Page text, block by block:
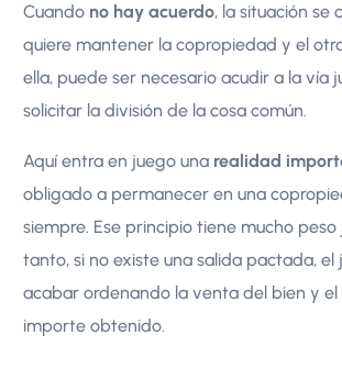
Cuando no hay acuerdo, la situación se
quiere mantener la copropiedad y el
ella, puede ser necesario acudir a la vía
solicitar la división de la cosa común.
Aquí entra en juego una realidad
obligado a permanecer en una
siempre. Ese principio tiene mucho peso
tanto, si no existe una salida pactada,
acabar ordenando la venta del bien y
importe obtenido.